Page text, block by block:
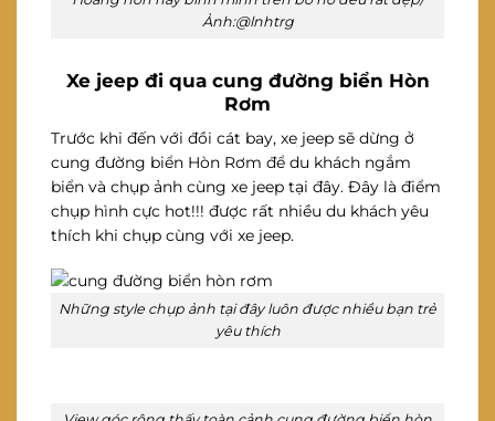
Ảnh:@lnhtrg
Xe jeep đi qua cung đường biển Hòn
Rơm
Trước khi đến với đồi cát bay, xe jeep sẽ dừng ở
cung đường biển Hòn Rơm để du khách ngắm
biển và chụp ảnh cùng xe jeep tại đây. Đây là điểm
chụp hình cực hot!!! được rất nhiều du khách yêu
thích khi chụp cùng với xe jeep.
Những style chụp ảnh tại đây luôn được nhiều bạn trẻ
yêu thích